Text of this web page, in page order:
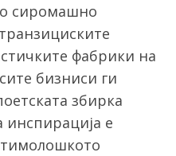
сиромашно
фабрики на
бизниси ги
збирка
инспирација е